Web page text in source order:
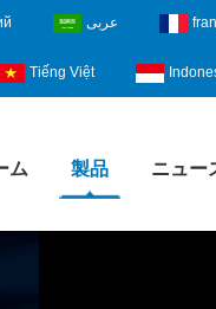
عربى
Tiếng Việt
ム 製品 ニュー